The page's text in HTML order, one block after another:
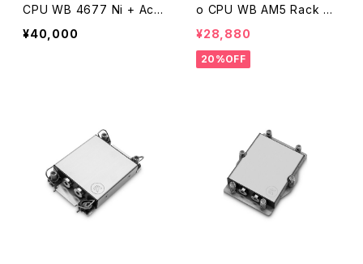
CPU WB 4677 Ni + Acet
al
¥40,000
o CPU WB AM5 Rack Ni
+ Inox
¥28,880
20%OFF